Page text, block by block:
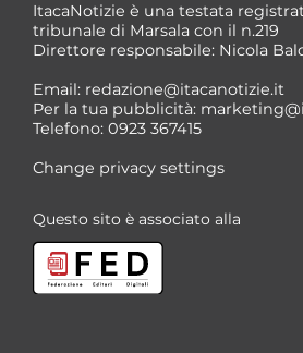
*
ItacaNotizie è una testata
tribunale di Marsala con il n.219
Direttore responsabile: Nicola
Email: redazione@itacanotizie.it
Per la tua pubblicità:
Telefono: 0923 367415
Change privacy settings
Questo sito è associato alla